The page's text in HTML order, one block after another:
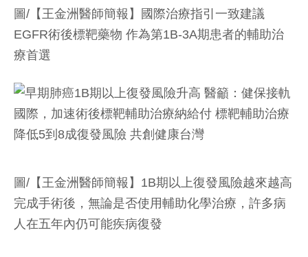
圖/【王金洲醫師簡報】國際治療指引一致建議
EGFR術後標靶藥物 作為第1B-3A期患者的輔助治
療首選
圖/【王金洲醫師簡報】1B期以上復發風險越來越高
完成手術後，無論是否使用輔助化學治療，許多病
人在五年內仍可能疾病復發